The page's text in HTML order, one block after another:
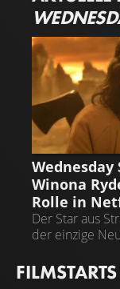
WEDNESDAY
Wednesday
Winona
Rolle in
Der Star aus
der einzige
FILMSTARTS